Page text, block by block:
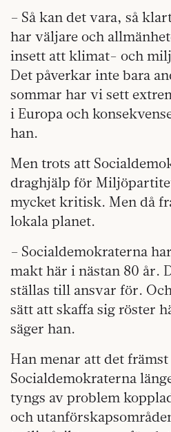
– Så kan det vara, så
har väljare och
insett att klimat- och
Det påverkar inte bara
sommar har vi sett
i Europa och
han.
Men trots att
draghjälp för
mycket kritisk. Men då
lokala planet.
– Socialdemokraterna
makt här i nästan 80 år.
ställas till ansvar för.
sätt att skaffa sig röster
säger han.
Han menar att det
Socialdemokraterna
tyngs av problem
och